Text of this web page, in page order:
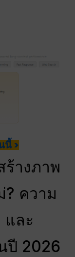
นี้ >
ร้างภาพ
? ความ
และ
ปี 2026